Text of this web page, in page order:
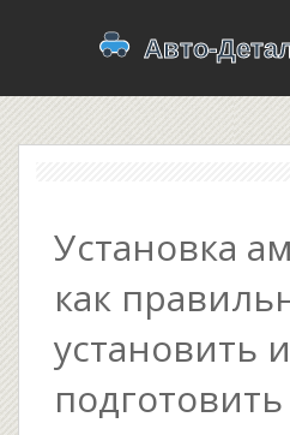
Установка
как
установить и